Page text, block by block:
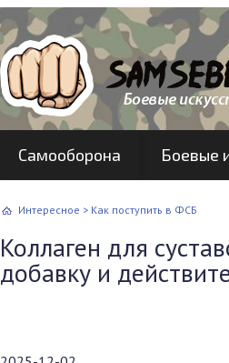
Самооборона Боевые
Интересное > Как поступить в ФСБ
Коллаген для
добавку и